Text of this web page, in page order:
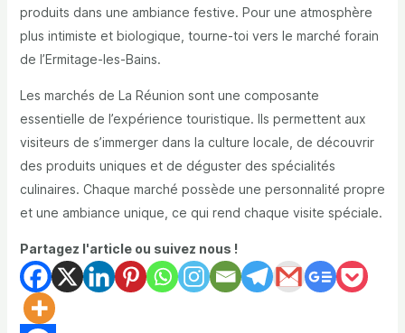
produits dans une ambiance festive. Pour une atmosphère
plus intimiste et biologique, tourne-toi vers le marché forain
de l’Ermitage-les-Bains.
Les marchés de La Réunion sont une composante
essentielle de l’expérience touristique. Ils permettent aux
visiteurs de s’immerger dans la culture locale, de découvrir
des produits uniques et de déguster des spécialités
culinaires. Chaque marché possède une personnalité propre
et une ambiance unique, ce qui rend chaque visite spéciale.
Partagez l'article ou suivez nous !